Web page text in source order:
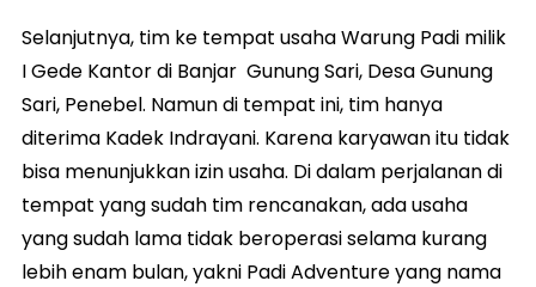
Selanjutnya, tim ke tempat usaha Warung Padi milik
I Gede Kantor di Banjar Gunung Sari, Desa Gunung
Sari, Penebel. Namun di tempat ini, tim hanya
diterima Kadek Indrayani. Karena karyawan itu tidak
bisa menunjukkan izin usaha. Di dalam perjalanan di
tempat yang sudah tim rencanakan, ada usaha
yang sudah lama tidak beroperasi selama kurang
lebih enam bulan, yakni Padi Adventure yang nama